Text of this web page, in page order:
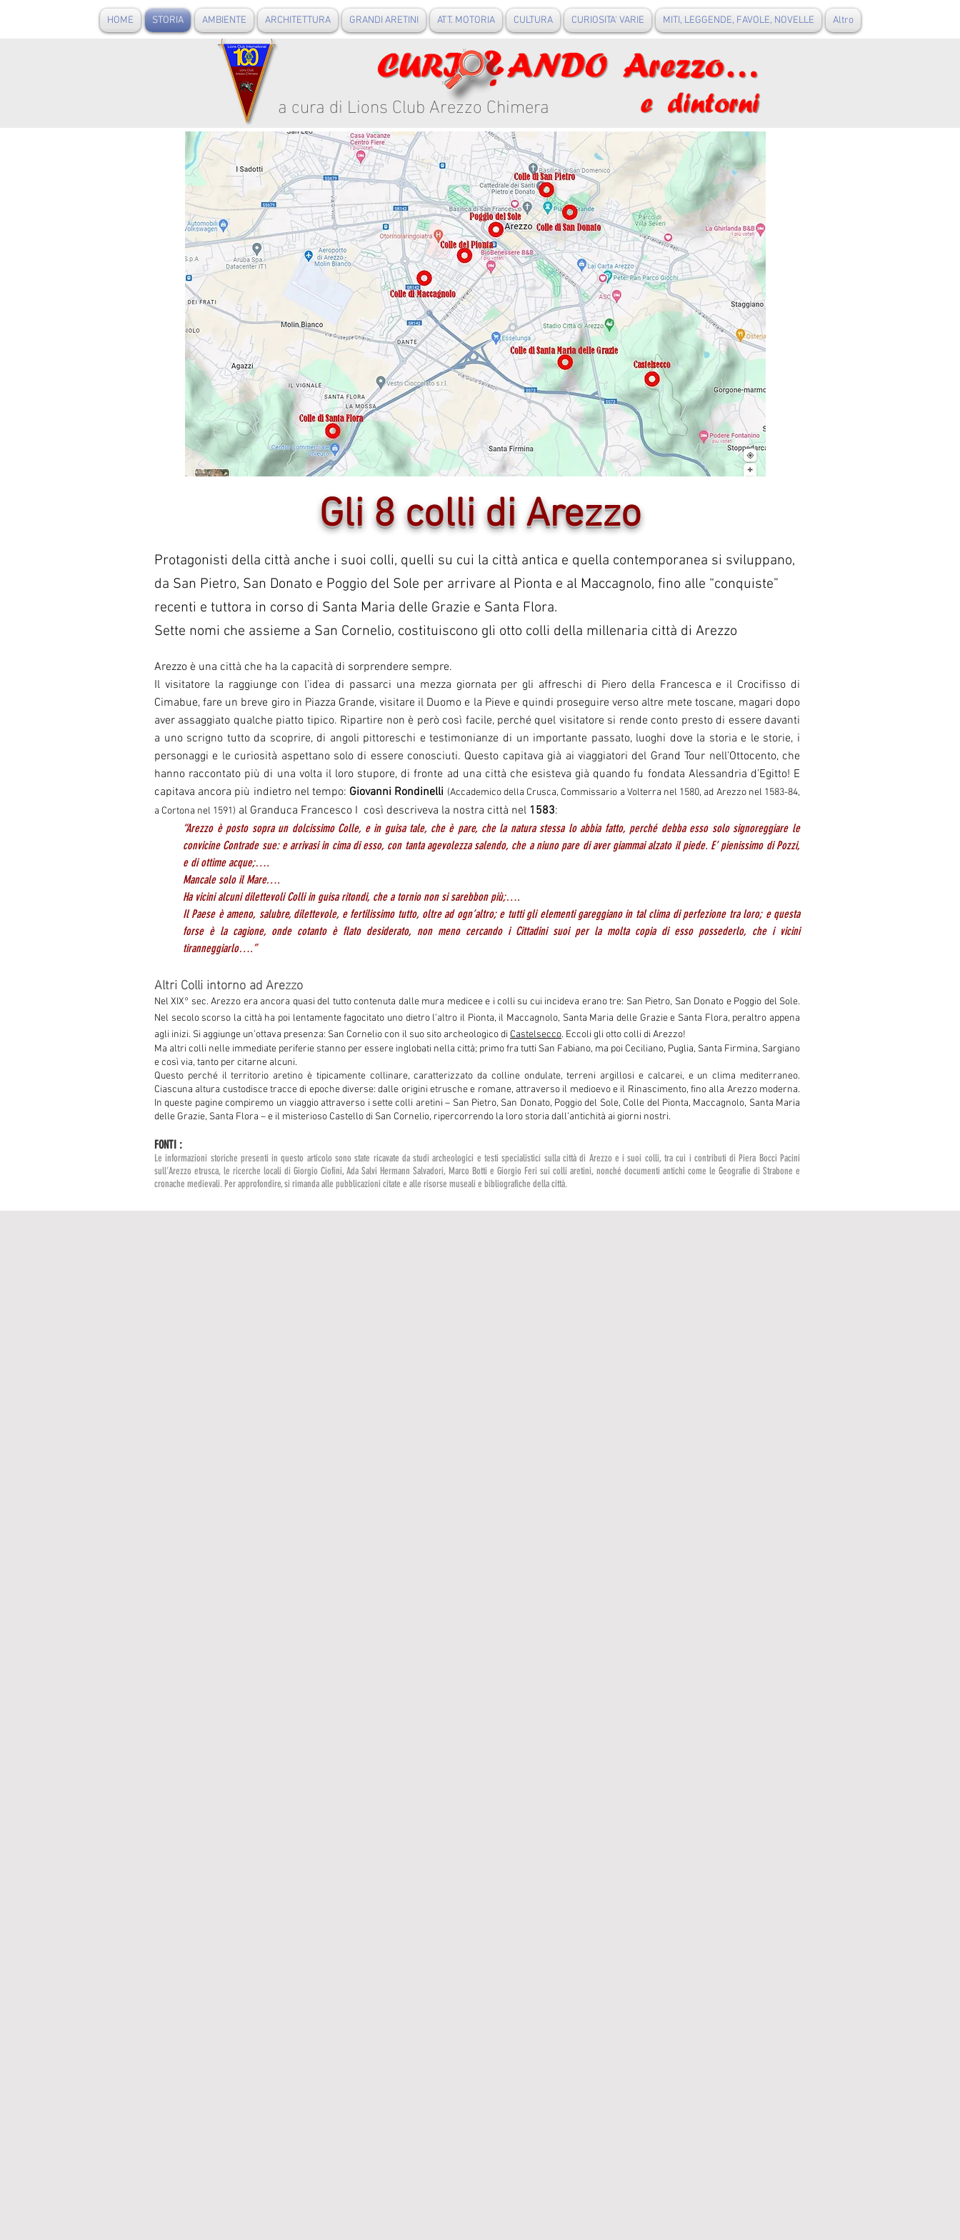
HOME STORIA AMBIENTE ARCHITETTURA GRANDI ARETINI ATT. MOTORIA CULTURA CURIOSITA' VARIE MITI, LEGGENDE, FAVOLE, NOVELLE Altro
a cura di Lions Club Arezzo Chimera
Gli 8 colli di Arezzo
Protagonisti della città anche i suoi colli, quelli su cui la città antica e quella contemporanea si sviluppano,
da San Pietro, San Donato e Poggio del Sole per arrivare al Pionta e al Maccagnolo, fino alle “conquiste”
recenti e tuttora in corso di Santa Maria delle Grazie e Santa Flora.
Sette nomi che assieme a San Cornelio, costituiscono gli otto colli della millenaria città di Arezzo
Arezzo è una città che ha la capacità di sorprendere sempre.
Il visitatore la raggiunge con l’idea di passarci una mezza giornata per gli affreschi di Piero della Francesca e il Crocifisso di
Cimabue, fare un breve giro in Piazza Grande, visitare il Duomo e la Pieve e quindi proseguire verso altre mete toscane, magari dopo
aver assaggiato qualche piatto tipico. Ripartire non è però così facile, perché quel visitatore si rende conto presto di essere davanti
a uno scrigno tutto da scoprire, di angoli pittoreschi e testimonianze di un importante passato, luoghi dove la storia e le storie, i
personaggi e le curiosità aspettano solo di essere conosciuti. Questo capitava già ai viaggiatori del Grand Tour nell’Ottocento, che
hanno raccontato più di una volta il loro stupore, di fronte ad una città che esisteva già quando fu fondata Alessandria d’Egitto! E
capitava ancora più indietro nel tempo: Giovanni Rondinelli (Accademico della Crusca, Commissario a Volterra nel 1580, ad Arezzo nel 1583-84,
a Cortona nel 1591) al Granduca Francesco I così descriveva la nostra città nel 1583:
“Arezzo è posto sopra un dolcissimo Colle, e in guisa tale, che è pare, che la natura stessa lo abbia fatto, perché debba esso solo signoreggiare le
convicine Contrade sue: e arrivasi in cima di esso, con tanta agevolezza salendo, che a niuno pare di aver giammai alzato il piede. E’ pienissimo di Pozzi,
e di ottime acque;….
Mancale solo il Mare….
Ha vicini alcuni dilettevoli Colli in guisa ritondi, che a tornio non si sarebbon più;….
Il Paese è ameno, salubre, dilettevole, e fertilissimo tutto, oltre ad ogn’altro; e tutti gli elementi gareggiano in tal clima di perfezione tra loro; e questa
forse è la cagione, onde cotanto è flato desiderato, non meno cercando i Cittadini suoi per la molta copia di esso possederlo, che i vicini
tiranneggiarlo….”
Altri Colli intorno ad Arezzo
Nel XIX° sec. Arezzo era ancora quasi del tutto contenuta dalle mura medicee e i colli su cui incideva erano tre: San Pietro, San Donato e Poggio del Sole.
Nel secolo scorso la città ha poi lentamente fagocitato uno dietro l’altro il Pionta, il Maccagnolo, Santa Maria delle Grazie e Santa Flora, peraltro appena
agli inizi. Si aggiunge un’ottava presenza: San Cornelio con il suo sito archeologico di Castelsecco. Eccoli gli otto colli di Arezzo!
Ma altri colli nelle immediate periferie stanno per essere inglobati nella città; primo fra tutti San Fabiano, ma poi Ceciliano, Puglia, Santa Firmina, Sargiano
e così via, tanto per citarne alcuni.
Questo perché il territorio aretino è tipicamente collinare, caratterizzato da colline ondulate, terreni argillosi e calcarei, e un clima mediterraneo.
Ciascuna altura custodisce tracce di epoche diverse: dalle origini etrusche e romane, attraverso il medioevo e il Rinascimento, fino alla Arezzo moderna.
In queste pagine compiremo un viaggio attraverso i sette colli aretini – San Pietro, San Donato, Poggio del Sole, Colle del Pionta, Maccagnolo, Santa Maria
delle Grazie, Santa Flora – e il misterioso Castello di San Cornelio, ripercorrendo la loro storia dall’antichità ai giorni nostri.
FONTI :
​Le informazioni storiche presenti in questo articolo sono state ricavate da studi archeologici e testi specialistici sulla città di Arezzo e i suoi colli, tra cui i contributi di Piera Bocci Pacini
sull’Arezzo etrusca, le ricerche locali di Giorgio Ciofini, Ada Salvi Hermann Salvadori, Marco Botti e Giorgio Feri sui colli aretini, nonché documenti antichi come le Geografie di Strabone e
cronache medievali. Per approfondire, si rimanda alle pubblicazioni citate e alle risorse museali e bibliografiche della città.